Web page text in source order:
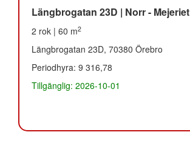
Längbrogatan 23D | Norr - Mejeriet
2 rok | 60 m2
Längbrogatan 23D, 70380 Örebro
Periodhyra: 9 316,78
Tillgänglig: 2026-10-01